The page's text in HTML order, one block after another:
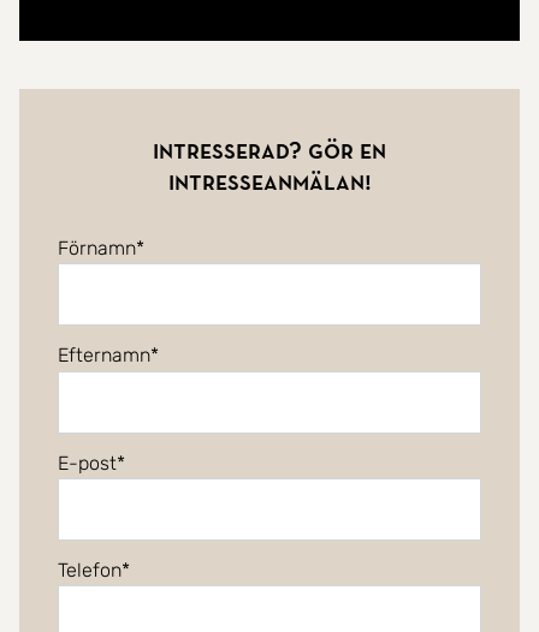
Intresserad? Gör en
intresseanmälan!
Förnamn
Efternamn
E-post
Telefon